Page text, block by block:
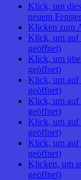
Klick, um
neuem
Klicken zum
Klick, um auf
geöffnet)
Klick, um
geöffnet)
Klick, um auf
geöffnet)
Klick, um auf
geöffnet)
Klick, um auf
geöffnet)
Klick, um auf
geöffnet)
Klicken, um
geöffnet)